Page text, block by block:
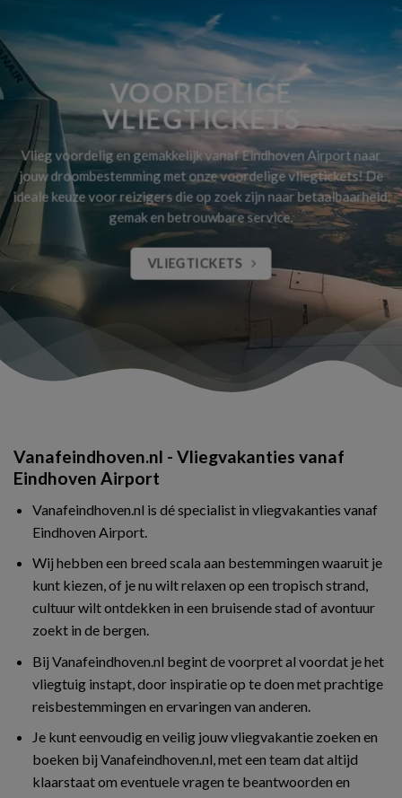
VOORDELIGE
VLIEGTICKETS
Vlieg voordelig en gemakkelijk vanaf Eindhoven Airport naar
jouw droombestemming met onze voordelige vliegtickets! De
ideale keuze voor reizigers die op zoek zijn naar betaalbaarheid,
gemak en betrouwbare service.
VLIEGTICKETS
Vanafeindhoven.nl - Vliegvakanties vanaf
Eindhoven Airport
Vanafeindhoven.nl is dé specialist in vliegvakanties vanaf
Eindhoven Airport.
Wij hebben een breed scala aan bestemmingen waaruit je
kunt kiezen, of je nu wilt relaxen op een tropisch strand,
cultuur wilt ontdekken in een bruisende stad of avontuur
zoekt in de bergen.
Bij Vanafeindhoven.nl begint de voorpret al voordat je het
vliegtuig instapt, door inspiratie op te doen met prachtige
reisbestemmingen en ervaringen van anderen.
Je kunt eenvoudig en veilig jouw vliegvakantie zoeken en
boeken bij Vanafeindhoven.nl, met een team dat altijd
klaarstaat om eventuele vragen te beantwoorden en